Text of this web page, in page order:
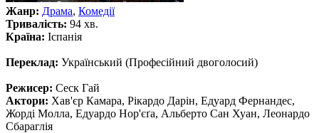
Жанр: Драма, Комедії
Тривалість: 94 хв.
Країна: Іспанія
Переклад: Український (Професійний двоголосий)
Режисер: Сеск Гай
Актори: Хав'єр Камара, Рікардо Дарін, Едуард Фернандес,
Жорді Молла, Едуардо Нор'єґа, Альберто Сан Хуан, Леонардо
Сбараглія